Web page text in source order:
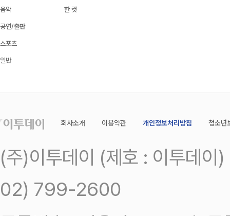
음악
공연/출판
스포츠
일반
한 컷
회사소개 이용약관 개인정보처리방침 청소년
(주)이투데이 (제호 : 이투데
02) 799-2600